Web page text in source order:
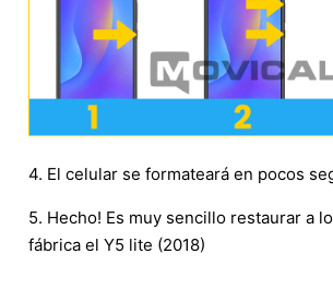
4. El celular se formateará en pocos
5. Hecho! Es muy sencillo restaurar a
fábrica el Y5 lite (2018)